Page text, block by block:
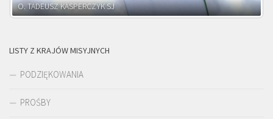
O. ADNRZEJ LEŚNIARA SJ
LISTY Z KRAJÓW MISYJNYCH
PODZIĘKOWANIA
PROŚBY